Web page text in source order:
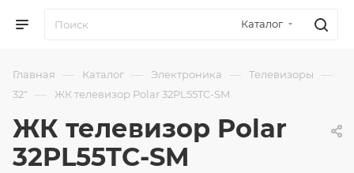
Каталог
Главная — Каталог — Электроника — Телевизоры —
32" — ЖК телевизор Polar 32PL55TC-SM
ЖК телевизор Polar
32PL55TC-SM